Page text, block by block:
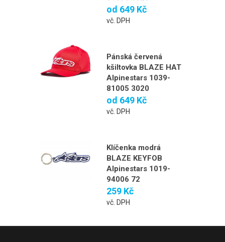
od 649 Kč
vč. DPH
Pánská červená
kšiltovka BLAZE HAT
Alpinestars 1039-
81005 3020
od 649 Kč
vč. DPH
Klíčenka modrá
BLAZE KEYFOB
Alpinestars 1019-
94006 72
259 Kč
vč. DPH